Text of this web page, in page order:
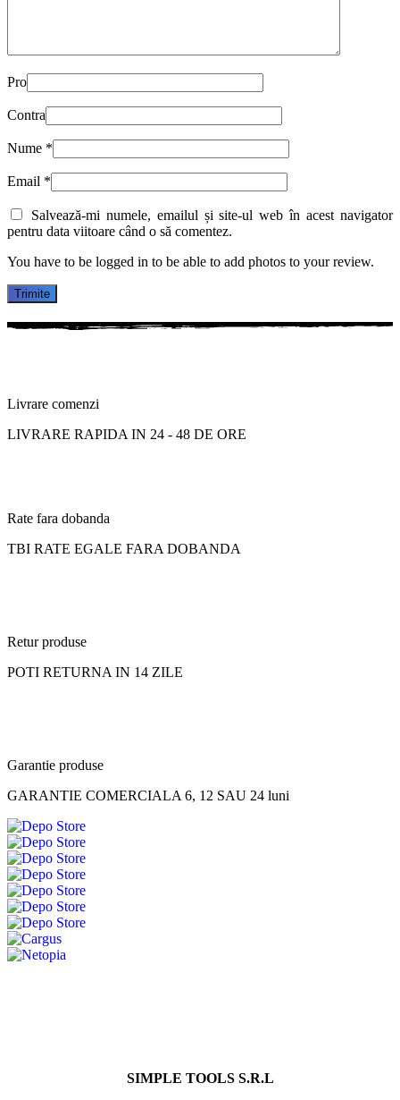
Pro
Contra
Nume *
Email *
Salvează-mi numele, emailul și site-ul web în acest navigator
pentru data viitoare când o să comentez.
You have to be logged in to be able to add photos to your review.
Livrare comenzi
LIVRARE RAPIDA IN 24 - 48 DE ORE
Rate fara dobanda
TBI RATE EGALE FARA DOBANDA
Retur produse
POTI RETURNA IN 14 ZILE
Garantie produse
GARANTIE COMERCIALA 6, 12 SAU 24 luni
SIMPLE TOOLS S.R.L